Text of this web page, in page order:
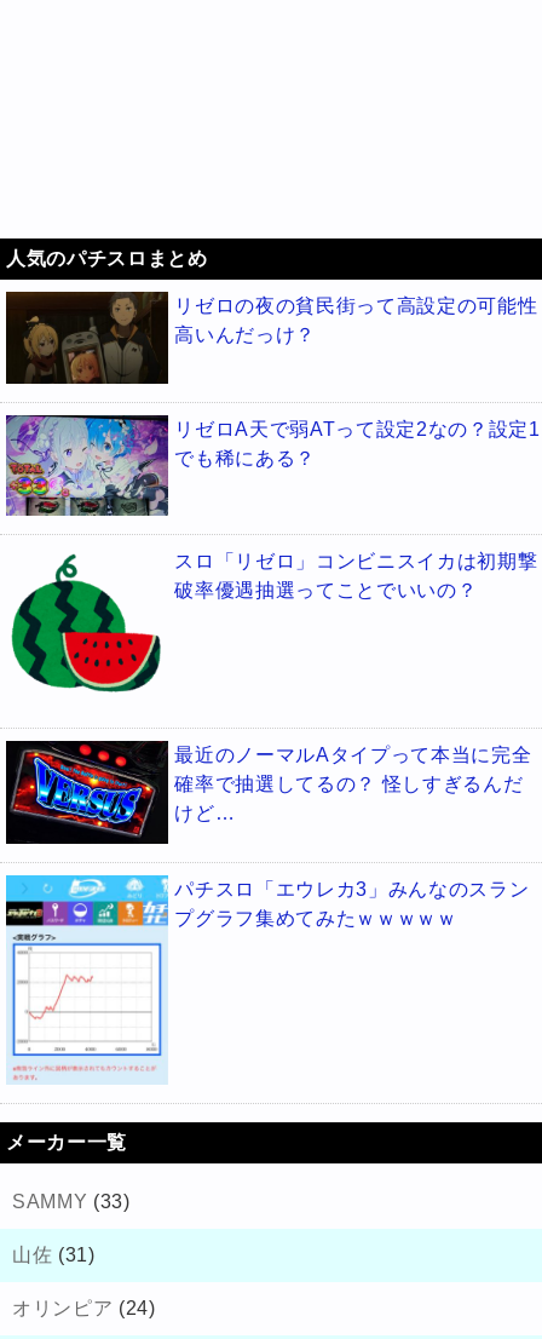
人気のパチスロまとめ
リゼロの夜の貧民街って高設定の可能性
高いんだっけ？
リゼロA天で弱ATって設定2なの？設定1
でも稀にある？
スロ「リゼロ」コンビニスイカは初期撃
破率優遇抽選ってことでいいの？
最近のノーマルAタイプって本当に完全
確率で抽選してるの？ 怪しすぎるんだ
けど…
パチスロ「エウレカ3」みんなのスラン
プグラフ集めてみたｗｗｗｗｗ
メーカー一覧
SAMMY (33)
山佐 (31)
オリンピア (24)